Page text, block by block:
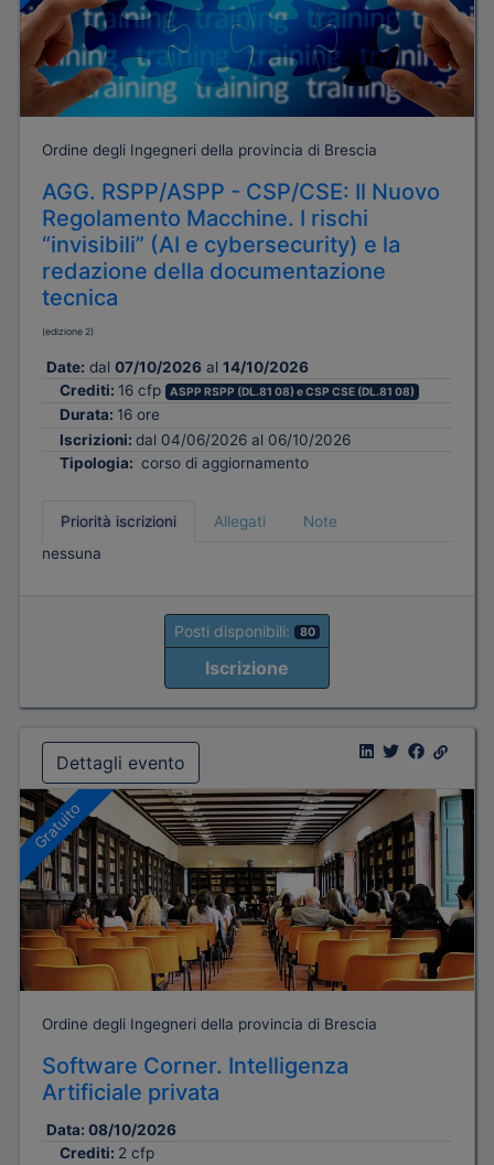
Ordine degli Ingegneri della provincia di Brescia
AGG. RSPP/ASPP - CSP/CSE: Il Nuovo
Regolamento Macchine. I rischi
“invisibili” (AI e cybersecurity) e la
redazione della documentazione
tecnica
(edizione 2)
Date: dal 07/10/2026 al 14/10/2026
Crediti: 16 cfp ASPP RSPP (DL.81 08) e CSP CSE (DL.81 08)
Durata: 16 ore
Iscrizioni: dal 04/06/2026 al 06/10/2026
Tipologia: corso di aggiornamento
Priorità iscrizioni Allegati
Note
nessuna
Posti disponibili: 80
Iscrizione
Dettagli evento
Gratuito
Ordine degli Ingegneri della provincia di Brescia
Software Corner. Intelligenza
Artificiale privata
Data: 08/10/2026
Crediti: 2 cfp